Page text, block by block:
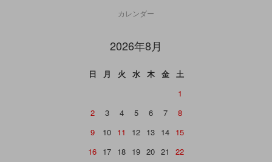
カレンダー
2026年8月
日 月 火 水 木 金
土
1
2
3 4 5 6 7
8
9
10 11 12 13 14 15
16 17 18 19 20 21
22